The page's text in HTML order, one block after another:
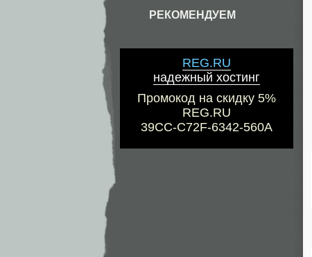
РЕКОМЕНДУЕМ
REG.RU
надежный хостинг
Промокод на скидку 5%
REG.RU
39CC-C72F-6342-560A